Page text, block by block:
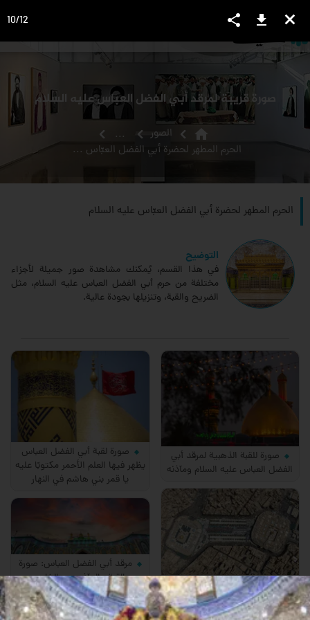
view_headline
صورة قريبة لمرقد أبي الفضل العباس عليه السلام
home الصور
...
الحرم المطهر لحضرة أبي الفضل العبّاس عليه السلام
الحرم المطهر لحضرة أبي الفضل العبّاس عليه السلام
التوضيح
في هذا القسم، يُمكنك مشاهدة صور جميلة لأجزاء
مختلفة من حرم أبي الفضل العباس عليه السلام، مثل
الضريح والقبة، وتنزيلها بجودة عالية.
صورة للقبة الذهبية لمرقد أبي
الفضل العباس عليه السلام ومآذنه
صورة لقبة أبي الفضل العباس
يظهر فيها العلم الأحمر مكتوبًا عليه
يا قمر بني هاشم في النهار
صورة جوية لما بين الحرمين
وحرمي الإمام الحسين أبي الفضل
العباس عليهما السلام
مرقد أبي الفضل العباس: صورة
القبة والمآذن من الخارج
close
download
share
10/12